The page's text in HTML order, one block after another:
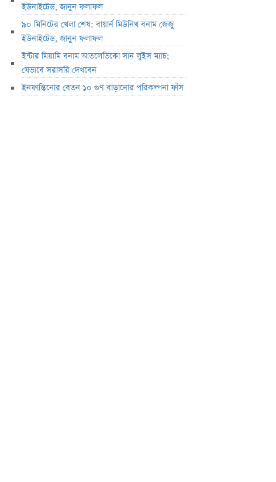
ইউনাইটেড, জানুন ফলাফল
৯০ মিনিটের খেলা শেষ: বায়ার্ন মিউনিখ বনাম জেজু
ইউনাইটেড, জানুন ফলাফল
ইন্টার মিয়ামি বনাম আতলেতিকো সান লুইস ম্যাচ;
যেভাবে সরাসরি দেখবেন
ইনফান্তিনোর বেতন ১০ গুণ বাড়ানোর পরিকল্পনা ফাঁস